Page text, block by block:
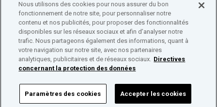
+41 31 560 36 50
info@nuklearforum.ch
Déclaration de confidentialité Impressum Affiliation
Répertoire des entreprises
Nous utilisons des cookies pour nous assurer du bon
fonctionnement de notre site, pour personnaliser notre
contenu et nos publicités, pour proposer des fonctionnalités
disponibles sur les réseaux sociaux et afin d’analyser notre
trafic. Nous partageons également des informations, quant à
votre navigation sur notre site, avec nos partenaires
analytiques, publicitaires et de réseaux sociaux. Directives
concernant la protection des données
Paramètres des cookies Accepter les cookies